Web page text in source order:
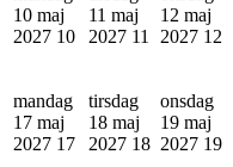
10 maj
2027 10
11 maj
2027 11
12 maj
2027 12
mandag
17 maj
2027 17
tirsdag
18 maj
2027 18
onsdag
19 maj
2027 19